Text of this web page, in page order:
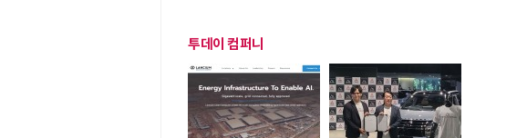
투데이 컴퍼니